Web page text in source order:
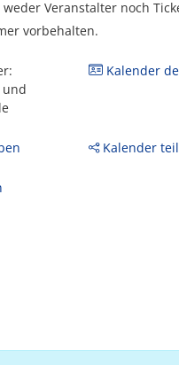
Veranstalter noch
vorbehalten.
und
Kalender
Kalender